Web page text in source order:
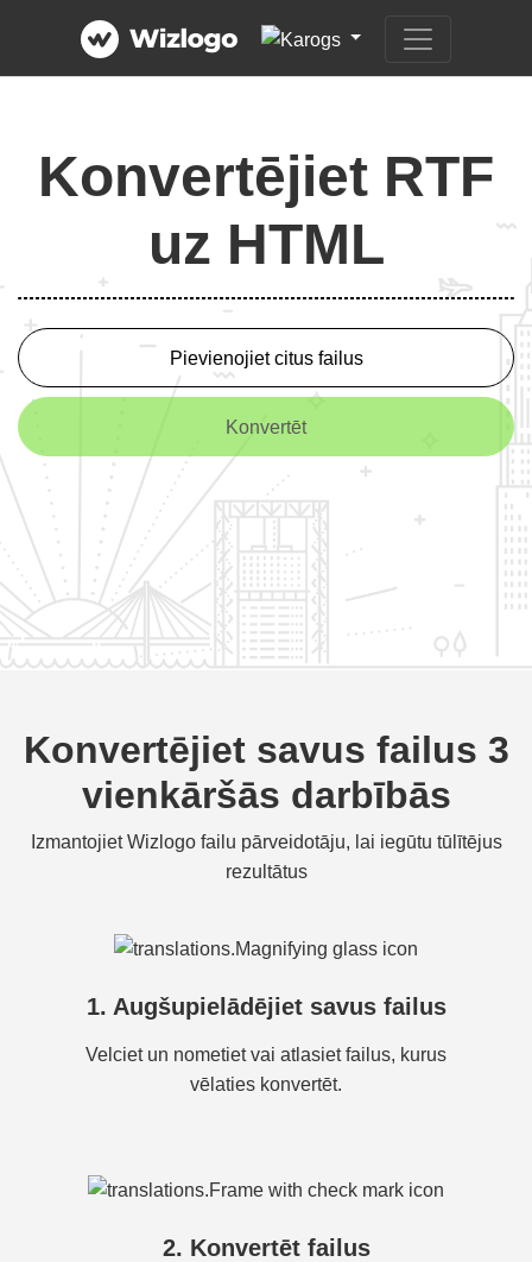
Konvertējiet RTF
uz HTML
Pievienojiet citus failus
Konvertēt
Konvertējiet savus failus 3
vienkāršās darbībās
Izmantojiet Wizlogo failu pārveidotāju, lai iegūtu tūlītējus
rezultātus
1. Augšupielādējiet savus failus
Velciet un nometiet vai atlasiet failus, kurus
vēlaties konvertēt.
2. Konvertēt failus